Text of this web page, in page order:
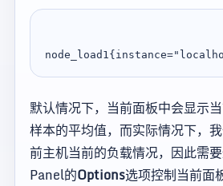
默认情况下，当前面板中会显示
样本的平均值，而实际情况下，
前主机当前的负载情况，因此需
Panel的Options选项控制当前面